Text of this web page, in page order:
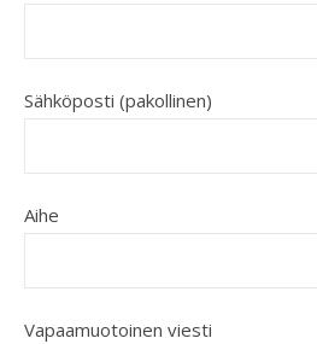
Sähköposti (pakollinen)
Aihe
Vapaamuotoinen viesti